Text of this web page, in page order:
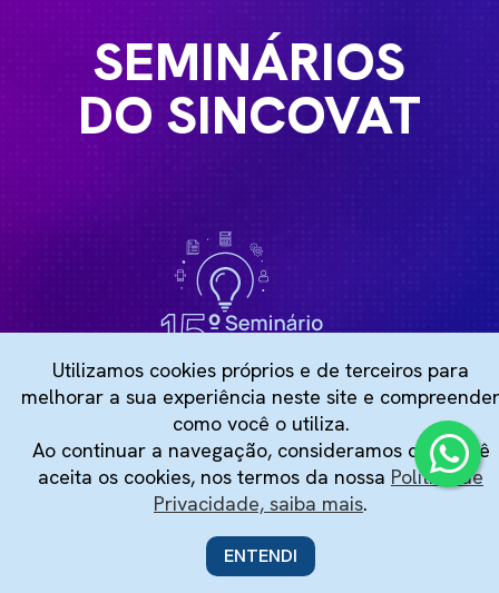
SEMINÁRIOS
DO SINCOVAT
Utilizamos cookies próprios e de terceiros para
melhorar a sua experiência neste site e compreender
como você o utiliza.
Ao continuar a navegação, consideramos que você
aceita os cookies, nos termos da nossa Política de
Privacidade, saiba mais.
ENTENDI